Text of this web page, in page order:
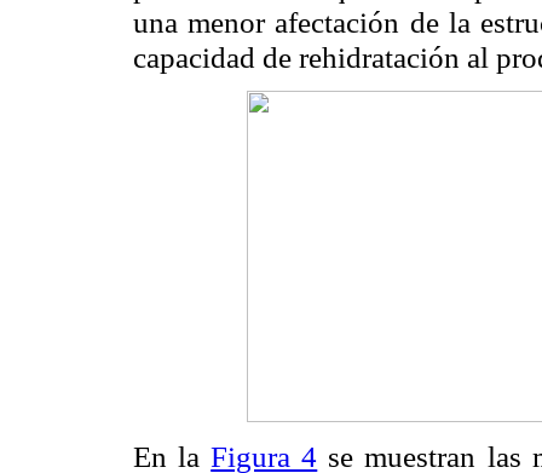
una menor afectación de la
capacidad de rehidratación al
En laFigura 4 se muestran las